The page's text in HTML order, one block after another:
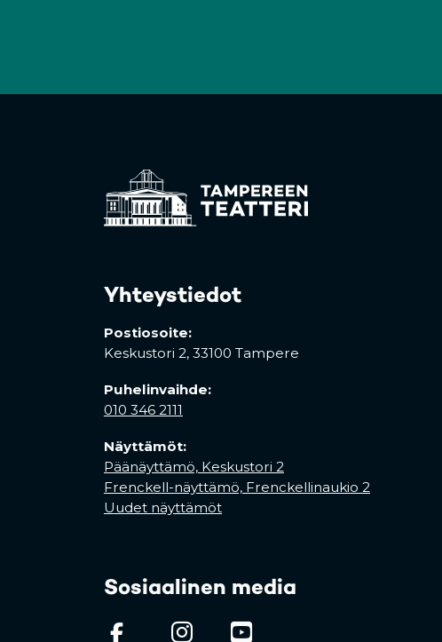
Yhteystiedot
Postiosoite:
Keskustori 2, 33100 Tampere
Puhelinvaihde:
010 346 2111
Näyttämöt:
Päänäyttämö, Keskustori 2
Frenckell-näyttämö, Frenckellinaukio 2
Uudet näyttämöt
Sosiaalinen media
(opens in a new tab)
(opens in a new tab)